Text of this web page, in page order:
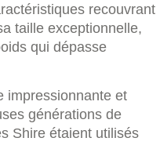
recouvrant
taille exceptionnelle,
qui dépasse
impressionnante et
générations de
Shire étaient utilisés